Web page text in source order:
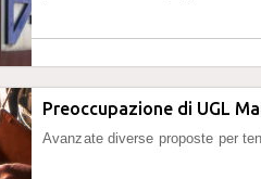
Preoccupazione di UGL
Avanzate diverse proposte per